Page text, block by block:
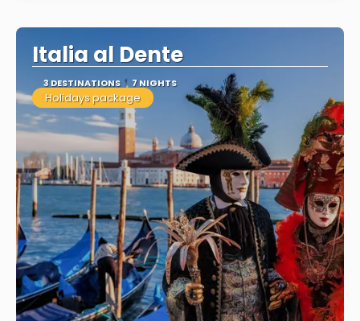
Italia al Dente
3 DESTINATIONS 7 NIGHTS
Holidays package